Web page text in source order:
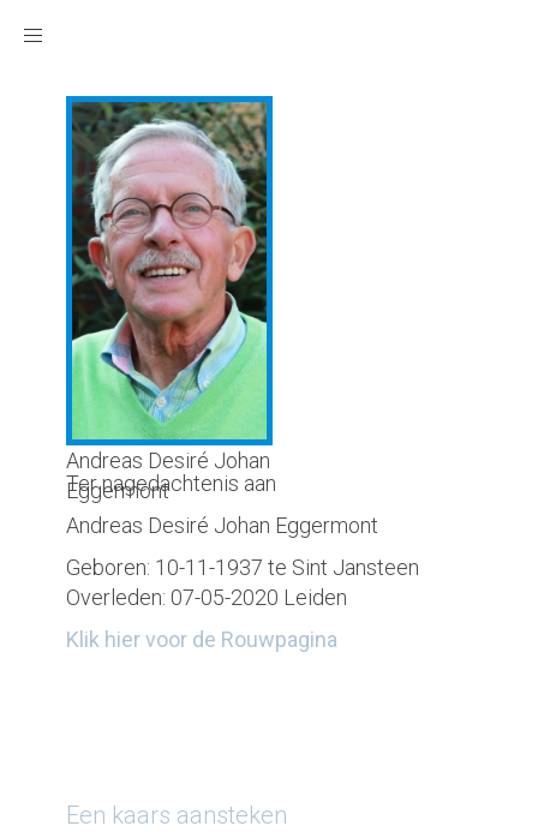
Toggle
Andreas Desiré Johan
Eggermont
Ter nagedachtenis aan
Andreas Desiré Johan Eggermont
Geboren: 10-11-1937 te Sint Jansteen
Overleden: 07-05-2020 Leiden
Klik hier voor de Rouwpagina
Een kaars aansteken